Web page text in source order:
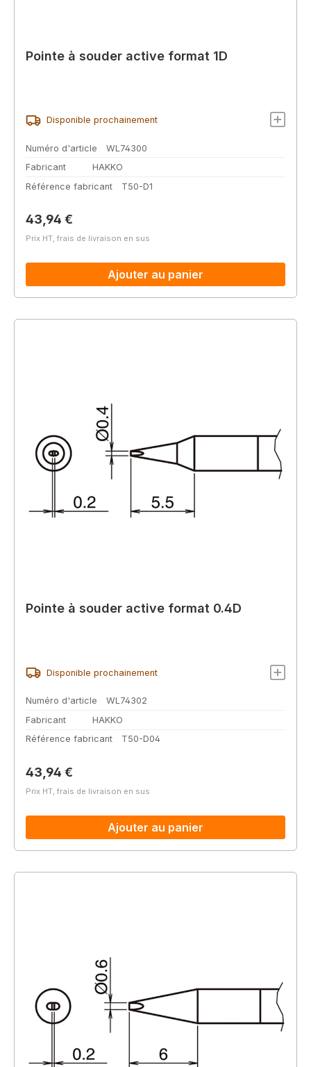
Pointe à souder active format 1D
Disponible prochainement
Numéro d'article
WL74300
Fabricant
HAKKO
Référence fabricant
T50-D1
Prix régulier :
43,94 €
Prix HT, frais de livraison en sus
Ajouter au panier
Pointe à souder active format 0.4D
Disponible prochainement
Numéro d'article
WL74302
Fabricant
HAKKO
Référence fabricant
T50-D04
Prix régulier :
43,94 €
Prix HT, frais de livraison en sus
Ajouter au panier